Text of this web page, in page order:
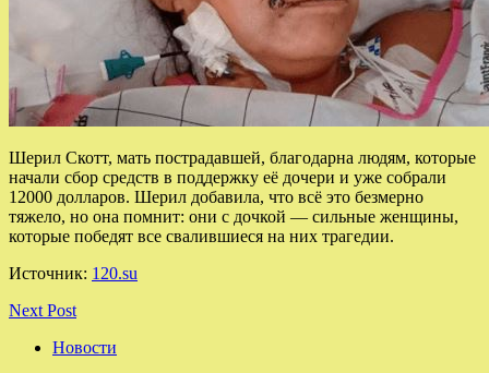
Шерил Скотт, мать пострадавшей, благодарна людям, которые
начали сбор средств в поддержку её дочери и уже собрали
12000 долларов. Шерил добавила, что всё это безмерно
тяжело, но она помнит: они с дочкой — сильные женщины,
которые победят все свалившиеся на них трагедии.
Источник: 120.su
Next Post
Новости